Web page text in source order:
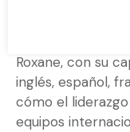
La diferencia de
Roxane, con su
inglés, español,
cómo el
equipos